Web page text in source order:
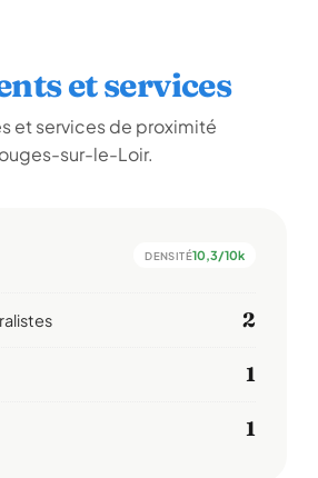
et services
et services de proximité
sur-le-Loir.
DENSITÉ10,3/10k
2
1
1